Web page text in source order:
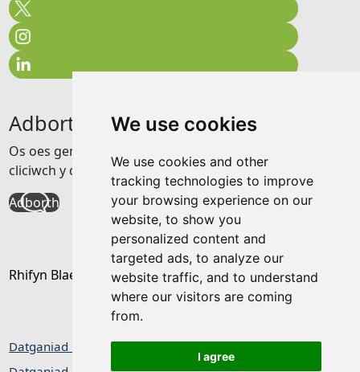
We use cookies
We use cookies and other
tracking technologies to improve
your browsing experience on our
website, to show you
personalized content and
targeted ads, to analyze our
website traffic, and to understand
where our visitors are coming
from.
I agree
Adborth
Os oes gennych unrhyw adborth am y wefan hon
cliciwch y ddolen isod
Adborth
Rhifyn Blaenorol
Datganiad hygyrchedd